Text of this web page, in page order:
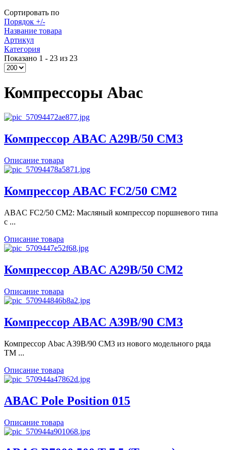
Сортировать по
Порядок +/-
Название товара
Артикул
Категория
Показано 1 - 23 из 23
Компрессоры Abac
Компрессор ABAC A29B/50 CM3
Описание товара
Компрессор ABAC FC2/50 CM2
ABAC FC2/50 CM2: Масляный компрессор поршневого типа
с ...
Описание товара
Компрессор ABAC A29B/50 CM2
Описание товара
Компрессор ABAC A39B/90 CM3
Компрессор Abac A39B/90 CM3 из нового модельного ряда
ТМ ...
Описание товара
ABAC Pole Position 015
Описание товара